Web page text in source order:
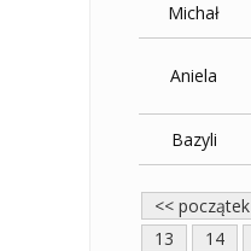
Michał
Aniela
Bazyli
<< początek
13
14